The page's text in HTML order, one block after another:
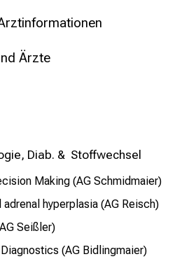
Ärzte
Diab. & Stoffwechsel
Making (AG Schmidmaier)
adrenal hyperplasia (AG Reisch)
Seißler)
(AG Bidlingmaier)